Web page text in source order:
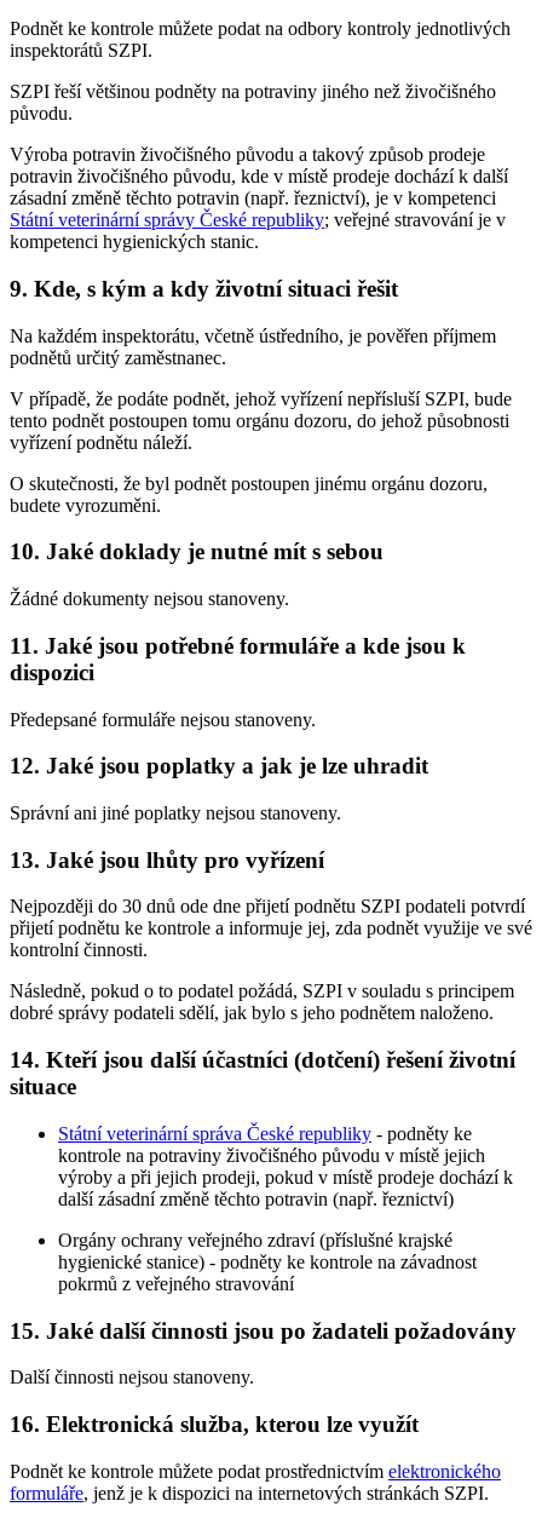
Podnět ke kontrole můžete podat na odbory kontroly jednotlivých
inspektorátů SZPI.
SZPI řeší většinou podněty na potraviny jiného než živočišného
původu.
Výroba potravin živočišného původu a takový způsob prodeje
potravin živočišného původu, kde v místě prodeje dochází k další
zásadní změně těchto potravin (např. řeznictví), je v kompetenci
Státní veterinární správy České republiky; veřejné stravování je v
kompetenci hygienických stanic.
9. Kde, s kým a kdy životní situaci řešit
Na každém inspektorátu, včetně ústředního, je pověřen příjmem
podnětů určitý zaměstnanec.
V případě, že podáte podnět, jehož vyřízení nepřísluší SZPI, bude
tento podnět postoupen tomu orgánu dozoru, do jehož působnosti
vyřízení podnětu náleží.
O skutečnosti, že byl podnět postoupen jinému orgánu dozoru,
budete vyrozuměni.
10. Jaké doklady je nutné mít s sebou
Žádné dokumenty nejsou stanoveny.
11. Jaké jsou potřebné formuláře a kde jsou k
dispozici
Předepsané formuláře nejsou stanoveny.
12. Jaké jsou poplatky a jak je lze uhradit
Správní ani jiné poplatky nejsou stanoveny.
13. Jaké jsou lhůty pro vyřízení
Nejpozději do 30 dnů ode dne přijetí podnětu SZPI podateli potvrdí
přijetí podnětu ke kontrole a informuje jej, zda podnět využije ve své
kontrolní činnosti.
Následně, pokud o to podatel požádá, SZPI v souladu s principem
dobré správy podateli sdělí, jak bylo s jeho podnětem naloženo.
14. Kteří jsou další účastníci (dotčení) řešení životní
situace
Státní veterinární správa České republiky - podněty ke
kontrole na potraviny živočišného původu v místě jejich
výroby a při jejich prodeji, pokud v místě prodeje dochází k
další zásadní změně těchto potravin (např. řeznictví)
Orgány ochrany veřejného zdraví (příslušné krajské
hygienické stanice) - podněty ke kontrole na závadnost
pokrmů z veřejného stravování
15. Jaké další činnosti jsou po žadateli požadovány
Další činnosti nejsou stanoveny.
16. Elektronická služba, kterou lze využít
Podnět ke kontrole můžete podat prostřednictvím elektronického
formuláře, jenž je k dispozici na internetových stránkách SZPI.